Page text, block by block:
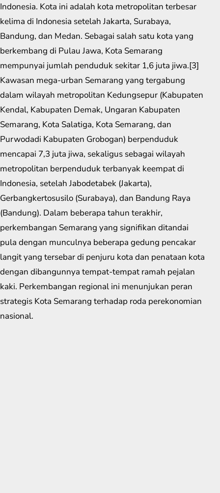
Indonesia. Kota ini adalah kota metropolitan terbesar
kelima di Indonesia setelah Jakarta, Surabaya,
Bandung, dan Medan. Sebagai salah satu kota yang
berkembang di Pulau Jawa, Kota Semarang
mempunyai jumlah penduduk sekitar 1,6 juta jiwa.[3]
Kawasan mega-urban Semarang yang tergabung
dalam wilayah metropolitan Kedungsepur (Kabupaten
Kendal, Kabupaten Demak, Ungaran Kabupaten
Semarang, Kota Salatiga, Kota Semarang, dan
Purwodadi Kabupaten Grobogan) berpenduduk
mencapai 7,3 juta jiwa, sekaligus sebagai wilayah
metropolitan berpenduduk terbanyak keempat di
Indonesia, setelah Jabodetabek (Jakarta),
Gerbangkertosusilo (Surabaya), dan Bandung Raya
(Bandung). Dalam beberapa tahun terakhir,
perkembangan Semarang yang signifikan ditandai
pula dengan munculnya beberapa gedung pencakar
langit yang tersebar di penjuru kota dan penataan kota
dengan dibangunnya tempat-tempat ramah pejalan
kaki. Perkembangan regional ini menunjukan peran
strategis Kota Semarang terhadap roda perekonomian
nasional.